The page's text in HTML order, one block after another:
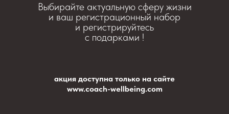
Выбирайте актуальную сферу жизни
и ваш регистрационный набор
и регистрируйтесь
с подарками !
акция доступна только на сайте
www.coach-wellbeing.com